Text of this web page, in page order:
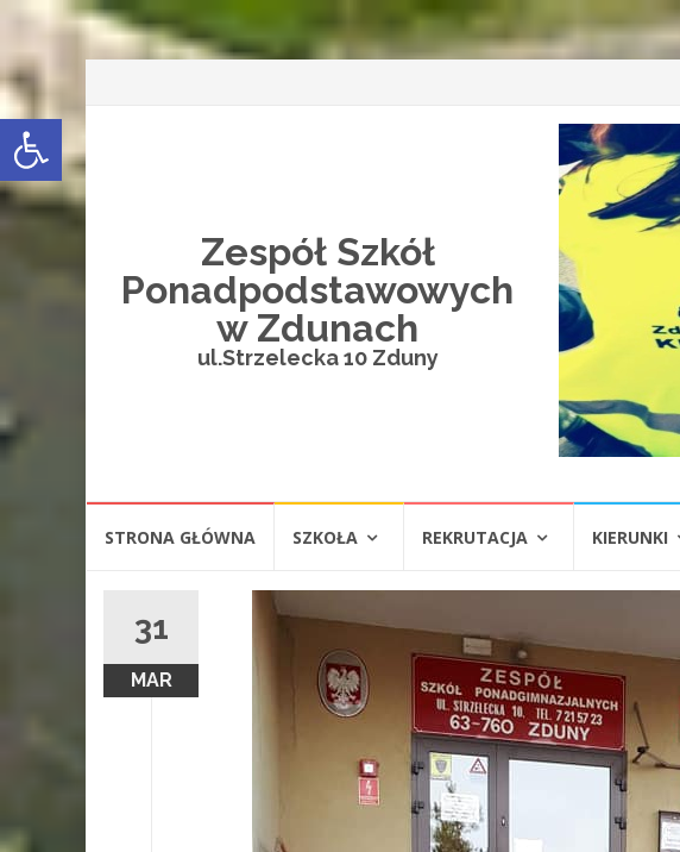
Open toolbar
Zespół Szkół
Ponadpodstawowych
w Zdunach
ul.Strzelecka 10 Zduny
STRONA GŁÓWNA SZKOŁA REKRUTACJA KIERUNKI
31
MAR